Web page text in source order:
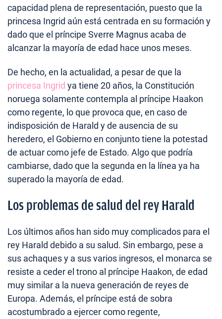
capacidad plena de representación, puesto que la
princesa Ingrid aún está centrada en su formación y
dado que el príncipe Sverre Magnus acaba de
alcanzar la mayoría de edad hace unos meses.
De hecho, en la actualidad, a pesar de que la
princesa Ingrid ya tiene 20 años, la Constitución
noruega solamente contempla al príncipe Haakon
como regente, lo que provoca que, en caso de
indisposición de Harald y de ausencia de su
heredero, el Gobierno en conjunto tiene la potestad
de actuar como jefe de Estado. Algo que podría
cambiarse, dado que la segunda en la línea ya ha
superado la mayoría de edad.
Los problemas de salud del rey Harald
Los últimos años han sido muy complicados para el
rey Harald debido a su salud. Sin embargo, pese a
sus achaques y a sus varios ingresos, el monarca se
resiste a ceder el trono al príncipe Haakon, de edad
muy similar a la nueva generación de reyes de
Europa. Además, el príncipe está de sobra
acostumbrado a ejercer como regente,